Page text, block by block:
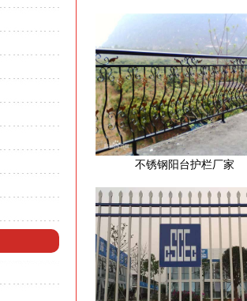
不锈钢阳台护栏厂家